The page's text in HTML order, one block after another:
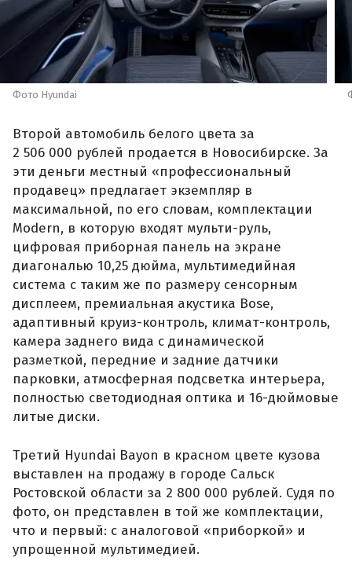
Фото Hyundai
Второй автомобиль белого цвета за
2 506 000 рублей продается в Новосибирске. За
эти деньги местный «профессиональный
продавец» предлагает экземпляр в
максимальной, по его словам, комплектации
Modern, в которую входят мульти-руль,
цифровая приборная панель на экране
диагональю 10,25 дюйма, мультимедийная
система с таким же по размеру сенсорным
дисплеем, премиальная акустика Bose,
адаптивный круиз-контроль, климат-контроль,
камера заднего вида с динамической
разметкой, передние и задние датчики
парковки, атмосферная подсветка интерьера,
полностью светодиодная оптика и 16-дюймовые
литые диски.
Третий Hyundai Bayon в красном цвете кузова
выставлен на продажу в городе Сальск
Ростовской области за 2 800 000 рублей. Судя по
фото, он представлен в той же комплектации,
что и первый: с аналоговой «приборкой» и
упрощенной мультимедией.